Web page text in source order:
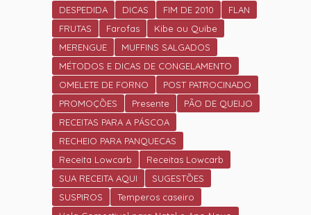
DESPEDIDA
DICAS FIM DE 2010
FLAN
FRUTAS
Farofas
Kibe ou Quibe
MERENGUE
MUFFINS SALGADOS
MÉTODOS E DICAS DE CONGELAMENTO
OMELETE DE FORNO
POST PATROCINADO
PROMOÇÕES
Presente
PÃO DE QUEIJO
RECEITAS PARA A PÁSCOA
RECHEIO PARA PANQUECAS
Receita Lowcarb
Receitas Lowcarb
SUA RECEITA AQUI
SUGESTÕES
SUSPIROS
Temperos caseiro